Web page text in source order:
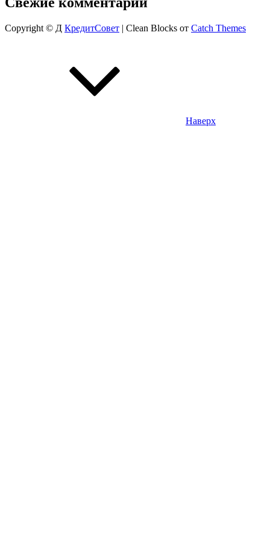
Copyright © Д КредитСовет | Clean Blocks от Catch Themes
Наверх